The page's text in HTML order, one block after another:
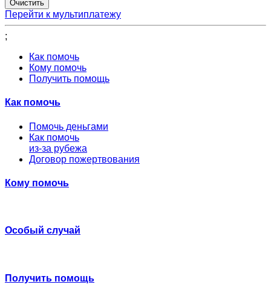
Перейти к мультиплатежу
;
Как помочь
Кому помочь
Получить помощь
Как помочь
Помочь деньгами
Как помочь
из-за рубежа
Договор пожертвования
Кому помочь
Особый случай
Получить помощь